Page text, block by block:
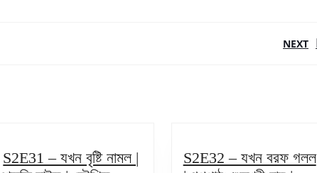
NEXT
S2E31 – যখন বৃষ্টি নামল |
S2E32 – যখন বরফ গলল